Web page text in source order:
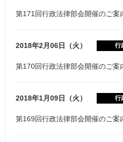
第171回行政法律部会開催のご案
2018年2月06日（火） 行
第170回行政法律部会開催のご案
2018年1月09日（火） 行
第169回行政法律部会開催のご案